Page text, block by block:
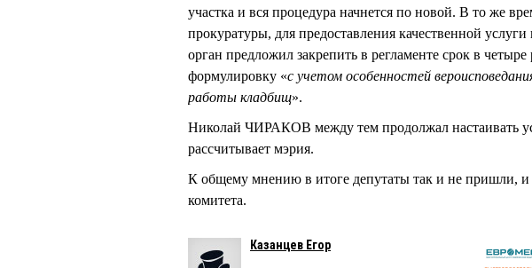
участка и вся процедура начнется по новой. В то же
прокуратуры, для предоставления качественной
орган предложил закрепить в регламенте срок в четыре
формулировку «с учетом особенностей
работы кладбищ».
Николай ЧИРАКОВ между тем продолжал настаивать
рассчитывает мэрия.
К общему мнению в итоге депутаты так и не пришли, и
комитета.
Казанцев Егор